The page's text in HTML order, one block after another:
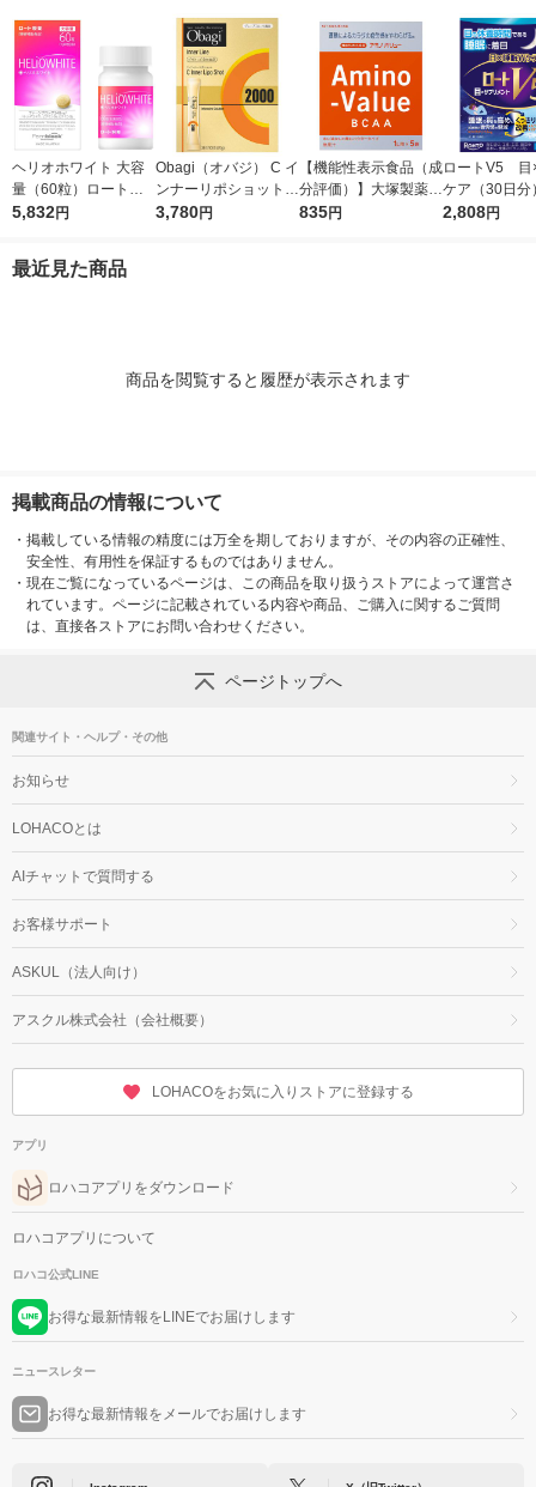
ヘリオホワイト 大容
量（60粒）ロート製
薬 サプリメント
5,832円
Obagi（オバジ） C イ
ンナーリポショット 7
0g×28本入 ロート製
3,780円
【機能性表示食品（成
分評価）】大塚製薬
アミノバリュー パウ
835円
ロートV5 目
ケア（30日
（30粒入）
2,808円
最近見た商品
商品を閲覧すると履歴が表示されます
掲載商品の情報について
・ 掲載している情報の精度には万全を期しておりますが、その内容の正確性、
安全性、有用性を保証するものではありません。
・ 現在ご覧になっているページは、この商品を取り扱うストアによって運営さ
れています。ページに記載されている内容や商品、ご購入に関するご質問
は、直接各ストアにお問い合わせください。
ページトップへ
関連サイト・ヘルプ・その他
お知らせ
LOHACOとは
AIチャットで質問する
お客様サポート
ASKUL（法人向け）
アスクル株式会社（会社概要）
LOHACOをお気に入りストアに登録する
アプリ
ロハコアプリをダウンロード
ロハコアプリについて
ロハコ公式LINE
お得な最新情報をLINEでお届けします
ニュースレター
お得な最新情報をメールでお届けします